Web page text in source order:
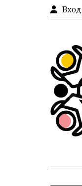
Вход